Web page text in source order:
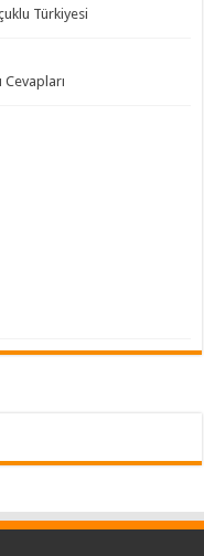
Türkiyesi
Cevapları